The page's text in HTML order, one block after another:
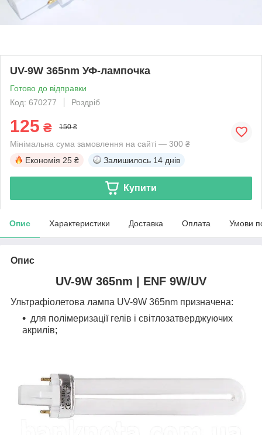
UV-9W 365nm УФ-лампочка
Готово до відправки
Код: 670277
Роздріб
125 ₴ 150 ₴
Мінімальна сума замовлення на сайті — 300 ₴
Економія 25 ₴ Залишилось 14 днів
Купити
Опис Характеристики Доставка Оплата Умови
Опис
UV-9W 365nm | ENF 9W/UV
Ультрафіолетова лампа UV-9W 365nm призначена:
для полімеризації гелів і світлозатверджуючих
акрилів;